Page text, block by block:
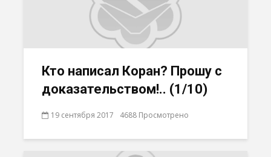
Кто написал Коран? Прошу с
доказательством!.. (1/10)
19 сентября 2017 4688 Просмотрено